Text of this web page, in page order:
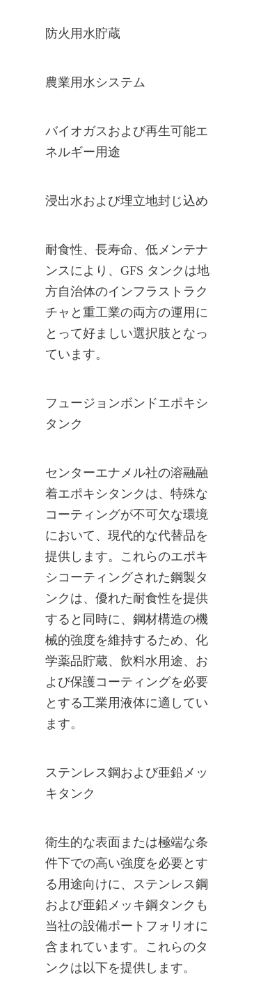
防火用水貯蔵
農業用水システム
バイオガスおよび再生可能エ
ネルギー用途
浸出水および埋立地封じ込め
耐食性、長寿命、低メンテナ
ンスにより、GFS タンクは地
方自治体のインフラストラク
チャと重工業の両方の運用に
とって好ましい選択肢となっ
ています。
フュージョンボンドエポキシ
タンク
センターエナメル社の溶融融
着エポキシタンクは、特殊な
コーティングが不可欠な環境
において、現代的な代替品を
提供します。これらのエポキ
シコーティングされた鋼製タ
ンクは、優れた耐食性を提供
すると同時に、鋼材構造の機
械的強度を維持するため、化
学薬品貯蔵、飲料水用途、お
よび保護コーティングを必要
とする工業用液体に適してい
ます。
ステンレス鋼および亜鉛メッ
キタンク
衛生的な表面または極端な条
件下での高い強度を必要とす
る用途向けに、ステンレス鋼
および亜鉛メッキ鋼タンクも
当社の設備ポートフォリオに
含まれています。これらのタ
ンクは以下を提供します。